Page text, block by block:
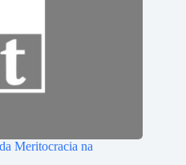
Meritocracia na